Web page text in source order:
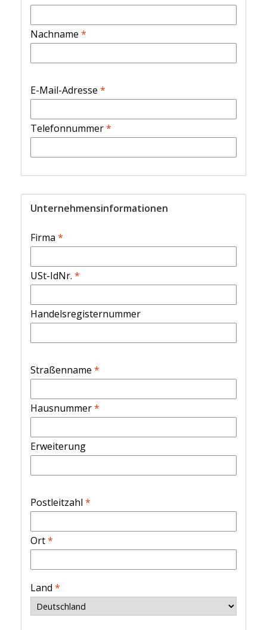
Nachname *
E-Mail-Adresse *
Telefonnummer*
Unternehmensinformationen
Firma *
USt-IdNr. *
Handelsregisternummer
Straßenname *
Hausnummer*
Erweiterung
Postleitzahl *
Ort*
Land *